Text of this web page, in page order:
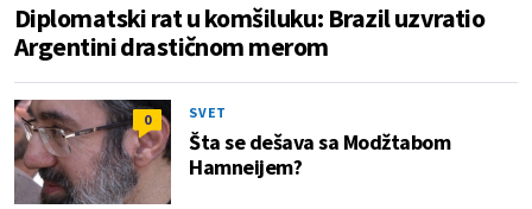
Diplomatski rat u komšiluku: Brazil uzvratio
Argentini drastičnom merom
0 SVET
Šta se dešava sa Modžtabom
Hamneijem?